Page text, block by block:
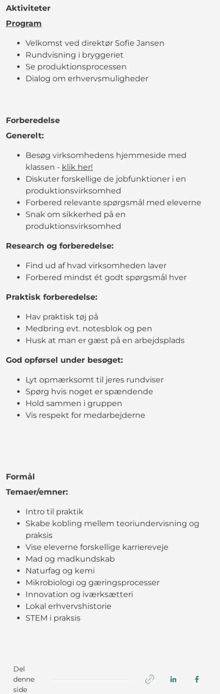
Aktiviteter
Program
Velkomst ved direktør Sofie Jansen
Rundvisning i bryggeriet
Se produktionsprocessen
Dialog om erhvervsmuligheder
Forberedelse
Generelt:
Besøg virksomhedens hjemmeside med
klassen - klik her!
Diskuter forskellige de jobfunktioner i en
produktionsvirksomhed
Forbered relevante spørgsmål med eleverne
Snak om sikkerhed på en
produktionsvirksomhed
Research og forberedelse:
Find ud af hvad virksomheden laver
Forbered mindst ét godt spørgsmål hver
Praktisk forberedelse:
Hav praktisk tøj på
Medbring evt. notesblok og pen
Husk at man er gæst på en arbejdsplads
God opførsel under besøget:
Lyt opmærksomt til jeres rundviser
Spørg hvis noget er spændende
Hold sammen i gruppen
Vis respekt for medarbejderne
Formål
Temaer/emner:
Intro til praktik
Skabe kobling mellem teoriundervisning og
praksis
Vise eleverne forskellige karriereveje
Mad og madkundskab
Naturfag og kemi
Mikrobiologi og gæringsprocesser
Innovation og iværksætteri
Lokal erhvervshistorie
STEM i praksis
Del
denne
side